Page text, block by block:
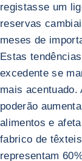
registasse um
reservas
meses de
Estas
excedente se
mais acentuado.
poderão
alimentos e
fabrico de
representam